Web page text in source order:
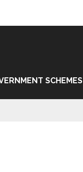
SCHEMES